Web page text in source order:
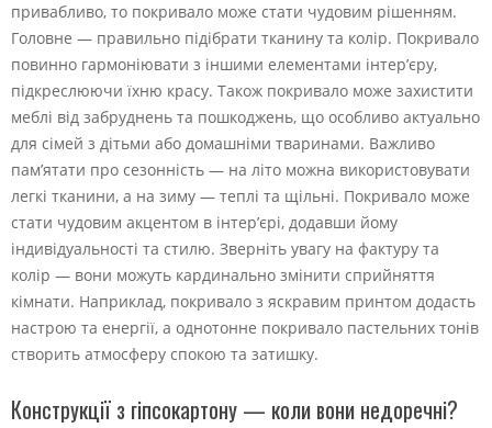
привабливо, то покривало може стати чудовим рішенням.
Головне — правильно підібрати тканину та колір. Покривало
повинно гармоніювати з іншими елементами інтер’єру,
підкреслюючи їхню красу. Також покривало може захистити
меблі від забруднень та пошкоджень, що особливо актуально
для сімей з дітьми або домашніми тваринами. Важливо
пам’ятати про сезонність — на літо можна використовувати
легкі тканини, а на зиму — теплі та щільні. Покривало може
стати чудовим акцентом в інтер’єрі, додавши йому
індивідуальності та стилю. Зверніть увагу на фактуру та
колір — вони можуть кардинально змінити сприйняття
кімнати. Наприклад, покривало з яскравим принтом додасть
настрою та енергії, а однотонне покривало пастельних тонів
створить атмосферу спокою та затишку.
Конструкції з гіпсокартону — коли вони недоречні?